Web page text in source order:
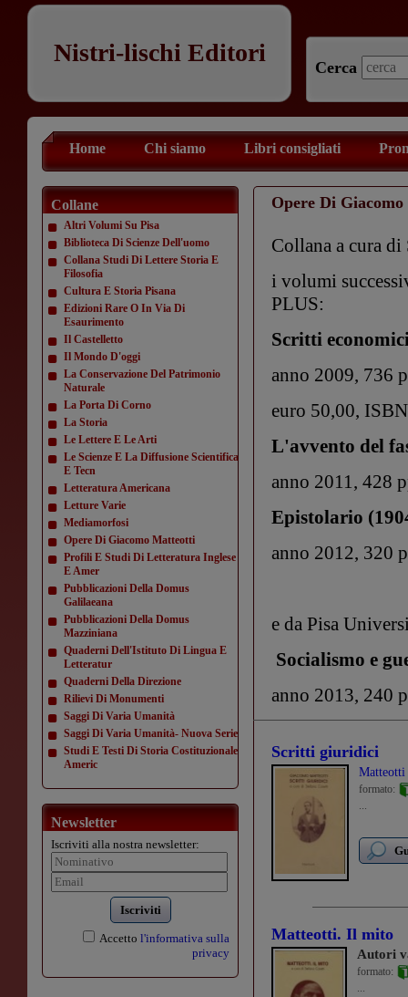
Nistri-lischi Editori
Cerca
Home Chi siamo Libri consigliati
Collane
Altri Volumi Su Pisa
Biblioteca Di Scienze Dell'uomo
Collana Studi Di Lettere Storia E
Filosofia
Cultura E Storia Pisana
Edizioni Rare O In Via Di
Esaurimento
Il Castelletto
Il Mondo D'oggi
La Conservazione Del Patrimonio
Naturale
La Porta Di Corno
La Storia
Le Lettere E Le Arti
Le Scienze E La Diffusione Scientifica
E Tecn
Letteratura Americana
Letture Varie
Mediamorfosi
Opere Di Giacomo Matteotti
Profili E Studi Di Letteratura Inglese
E Amer
Pubblicazioni Della Domus
Galilaeana
Pubblicazioni Della Domus
Mazziniana
Quaderni Dell'Istituto Di Lingua E
Letteratur
Quaderni Della Direzione
Rilievi Di Monumenti
Saggi Di Varia Umanità
Saggi Di Varia Umanità- Nuova Serie
Studi E Testi Di Storia Costituzionale
Americ
Newsletter
Iscriviti alla nostra newsletter:
Iscriviti
Accetto l'informativa sulla
privacy
Opere Di
Collana a cura
i volumi
PLUS:
Scritti
anno 2009, 736
euro 50,00,
L'avvento del
anno 2011, 428
Epistolario
anno 2012, 320
e da Pisa
Socialismo e
anno 2013, 240
Scritti giuridici
Matteotti
formato:
...
Matteotti. Il mito
Autori
formato:
...